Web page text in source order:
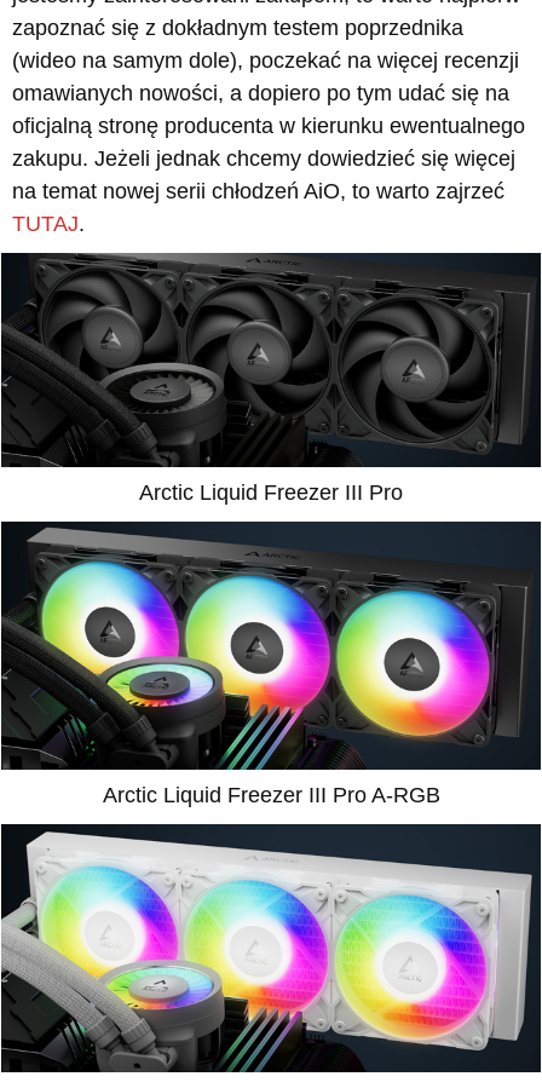
zapoznać się z dokładnym testem poprzednika
(wideo na samym dole), poczekać na więcej recenzji
omawianych nowości, a dopiero po tym udać się na
oficjalną stronę producenta w kierunku ewentualnego
zakupu. Jeżeli jednak chcemy dowiedzieć się więcej
na temat nowej serii chłodzeń AiO, to warto zajrzeć
TUTAJ.
Arctic Liquid Freezer III Pro
Arctic Liquid Freezer III Pro A-RGB